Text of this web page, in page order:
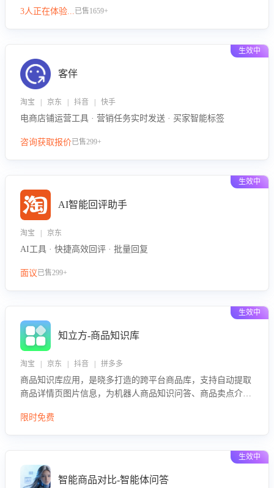
技巧！
3人正在体验...已售1659+
生效中
客伴
淘宝 | 京东 | 抖音 | 快手
电商店铺运营工具 · 营销任务实时发送 · 买家智能标签
咨询获取报价已售299+
生效中
AI智能回评助手
淘宝 | 京东
AI工具 · 快捷高效回评 · 批量回复
面议已售299+
生效中
知立方-商品知识库
淘宝 | 京东 | 抖音 | 拼多多
商品知识库应用，是晓多打造的跨平台商品库，支持自动提取
商品详情页图片信息，为机器人商品知识问答、商品卖点介绍
限时免费
生效中
智能商品对比-智能体问答